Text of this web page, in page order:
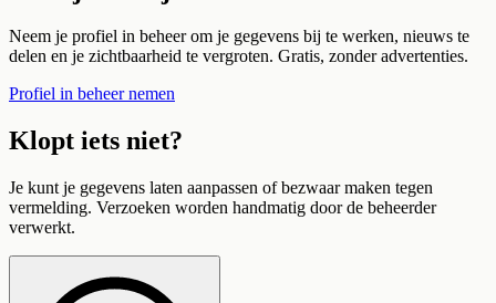
Neem je profiel in beheer om je gegevens bij te werken, nieuws te
delen en je zichtbaarheid te vergroten. Gratis, zonder advertenties.
Profiel in beheer nemen
Klopt iets niet?
Je kunt je gegevens laten aanpassen of bezwaar maken tegen
vermelding. Verzoeken worden handmatig door de beheerder
verwerkt.